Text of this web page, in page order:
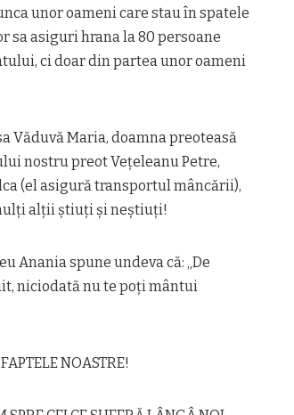
unor oameni care stau în spatele
sa asiguri hrana la 80 persoane
ci doar din partea unor oameni
Văduvă Maria, doamna preoteasă
nostru preot Vețeleanu Petre,
(el asigură transportul mâncării),
alții știuți și neștiuți!
Anania spune undeva că: „De
niciodată nu te poți mântui
NOASTRE!